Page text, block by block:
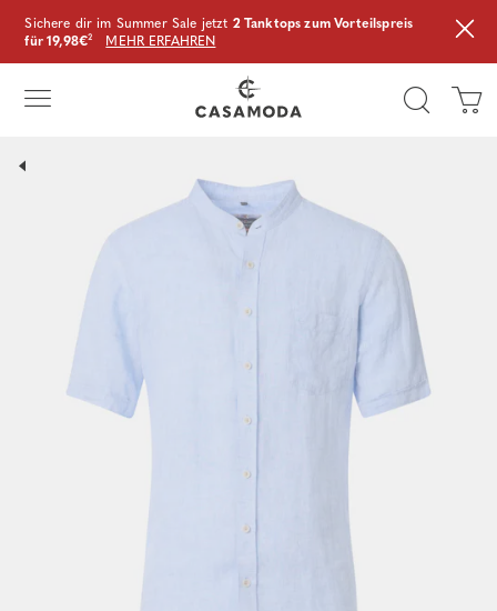
Sichere dir im Summer Sale jetzt 2 Tanktops zum Vorteilspreis
für 19,98€² MEHR ERFAHREN